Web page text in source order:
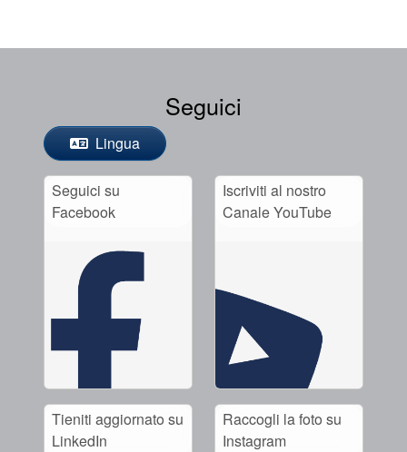
Seguici
Lingua
Seguici su
Facebook
Iscriviti al nostro
Canale YouTube
Tieniti aggiornato su
LinkedIn
Raccogli la foto su
Instagram